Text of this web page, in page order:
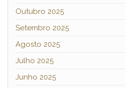
Outubro 2025
Setembro 2025
Agosto 2025
Julho 2025
Junho 2025